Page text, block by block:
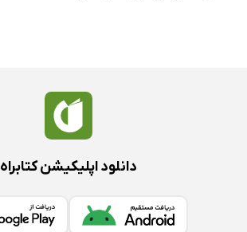
دانلود اپلیکیشن کتابراه